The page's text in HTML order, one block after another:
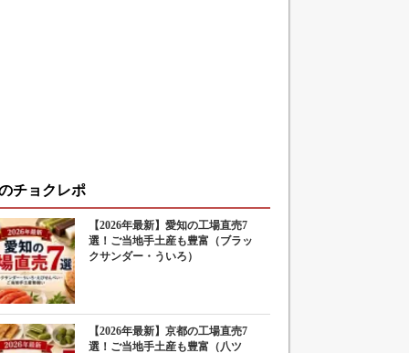
チョクレポ
【2026年最新】愛知の工場直売7
選！ご当地手土産も豊富（ブラッ
クサンダー・ういろ）
【2026年最新】京都の工場直売7
選！ご当地手土産も豊富（八ツ